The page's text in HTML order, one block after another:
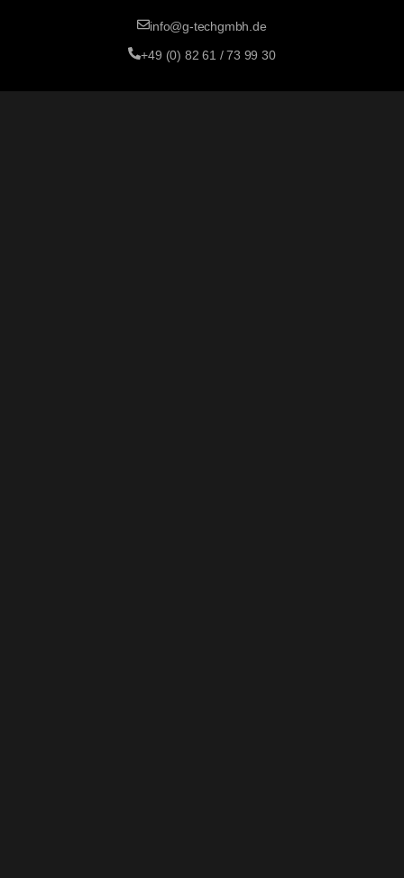
info@g-techgmbh.de
+49 (0) 82 61 / 73 99 30